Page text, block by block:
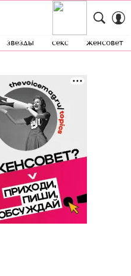
звезды секс женсовет